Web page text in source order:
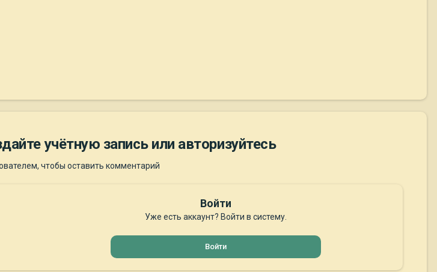
учётную запись или авторизуйтесь
чтобы оставить комментарий
Войти
Уже есть аккаунт? Войти в систему.
Войти